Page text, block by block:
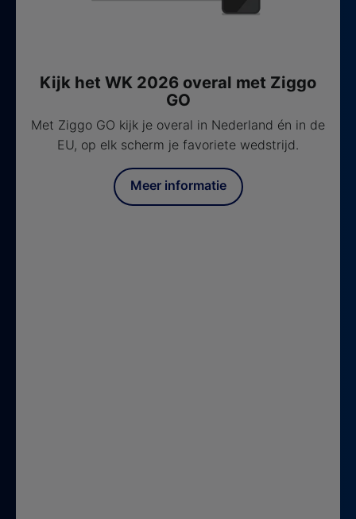
Kijk het WK 2026 overal met Ziggo
GO
Met Ziggo GO kijk je overal in Nederland én in de
EU, op elk scherm je favoriete wedstrijd.
Meer informatie